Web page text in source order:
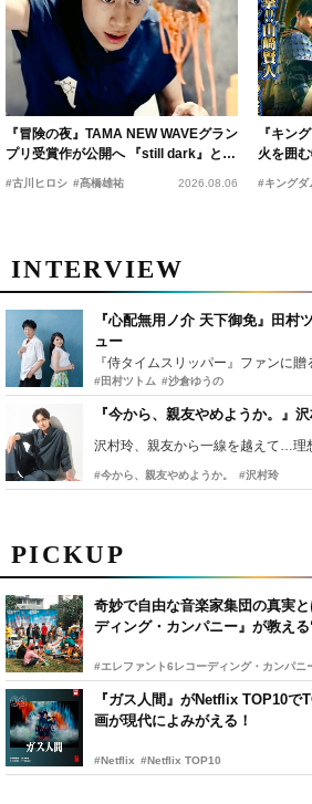
PICKUP
奇妙で自由な音楽家集団の真実
ディング・カンパニー』が教え
#エレファント6レコーディング・カンパニ
『ガス人間』がNetflix TOP10で
画が現代によみがえる！
#Netflix #Netflix TOP10
『冒険の夜』TAMA NEW WAVEグラン
プリ受賞作が公開へ 『still dark』と同
時上映決定
#古川ヒロシ #髙橋雄祐 2026.08.06
『キン
火を囲
の“キン
#キングダ
INTERVIEW
『心配無用ノ介 天下御免』田村
ュー
#田村ツトム #沙倉ゆうの
『今から、親友やめようか。』
沢村玲、親友から一線を越えて…理
#今から、親友やめようか。 #沢村玲